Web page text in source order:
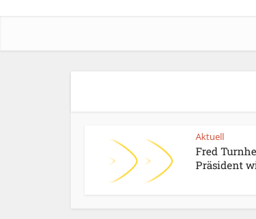
Aktuell
Fred
Präsident